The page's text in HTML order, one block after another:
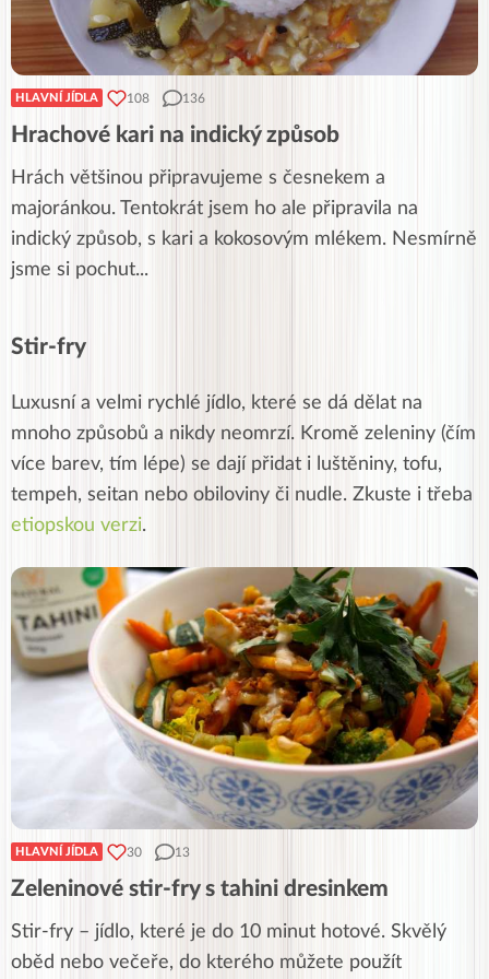
HLAVNÍ JÍDLA 108 136
Hrachové kari na indický způsob
Hrách většinou připravujeme s česnekem a
majoránkou. Tentokrát jsem ho ale připravila na
indický způsob, s kari a kokosovým mlékem. Nesmírně
jsme si pochut...
Stir-fry
Luxusní a velmi rychlé jídlo, které se dá dělat na
mnoho způsobů a nikdy neomrzí. Kromě zeleniny (čím
více barev, tím lépe) se dají přidat i luštěniny, tofu,
tempeh, seitan nebo obiloviny či nudle. Zkuste i třeba
etiopskou verzi.
HLAVNÍ JÍDLA 30 13
Zeleninové stir-fry s tahini dresinkem
Stir-fry – jídlo, které je do 10 minut hotové. Skvělý
oběd nebo večeře, do kterého můžete použít